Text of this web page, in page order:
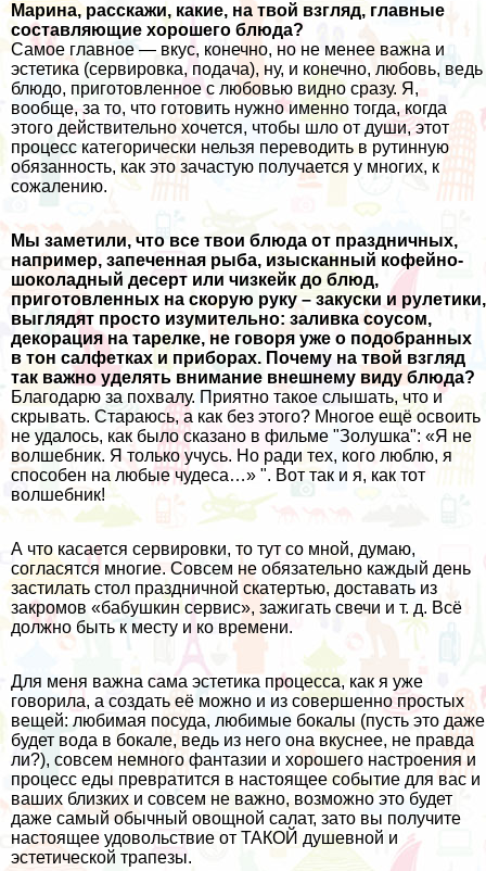
Марина, расскажи, какие, на твой взгляд, главные
составляющие хорошего блюда?
Самое главное — вкус, конечно, но не менее важна и
эстетика (сервировка, подача), ну, и конечно, любовь, ведь
блюдо, приготовленное с любовью видно сразу. Я,
вообще, за то, что готовить нужно именно тогда, когда
этого действительно хочется, чтобы шло от души, этот
процесс категорически нельзя переводить в рутинную
обязанность, как это зачастую получается у многих, к
сожалению.
Мы заметили, что все твои блюда от праздничных,
например, запеченная рыба, изысканный кофейно-
шоколадный десерт или чизкейк до блюд,
приготовленных на скорую руку – закуски и рулетики,
выглядят просто изумительно: заливка соусом,
декорация на тарелке, не говоря уже о подобранных
в тон салфетках и приборах. Почему на твой взгляд
так важно уделять внимание внешнему виду блюда?
Благодарю за похвалу. Приятно такое слышать, что и
скрывать. Стараюсь, а как без этого? Многое ещё освоить
не удалось, как было сказано в фильме "Золушка": «Я не
волшебник. Я только учусь. Но ради тех, кого люблю, я
способен на любые чудеса…» ". Вот так и я, как тот
волшебник!
А что касается сервировки, то тут со мной, думаю,
согласятся многие. Совсем не обязательно каждый день
застилать стол праздничной скатертью, доставать из
закромов «бабушкин сервис», зажигать свечи и т. д. Всё
должно быть к месту и ко времени.
Для меня важна сама эстетика процесса, как я уже
говорила, а создать её можно и из совершенно простых
вещей: любимая посуда, любимые бокалы (пусть это даже
будет вода в бокале, ведь из него она вкуснее, не правда
ли?), совсем немного фантазии и хорошего настроения и
процесс еды превратится в настоящее событие для вас и
ваших близких и совсем не важно, возможно это будет
даже самый обычный овощной салат, зато вы получите
настоящее удовольствие от ТАКОЙ душевной и
эстетической трапезы.